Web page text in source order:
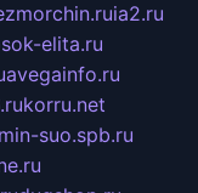
ia2.ru
elita.ru
avegainfo.ru
korru.net
suo.spb.ru